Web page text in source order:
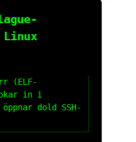
(ELF-
in i
dold SSH-